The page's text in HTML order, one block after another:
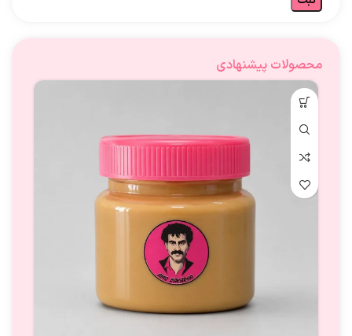
محصولات پیشنهادی